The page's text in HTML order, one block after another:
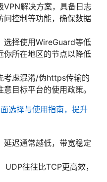
VPN解决方案，具备日志
问控制等功能，确保数据
选择使用WireGuard等低
你所在地区的节点以降低
考虑混淆/伪https传输的
目标平台的使用政策。
选择与使用指南，提升
延迟通常越低，带宽稳定
往往比TCP更高效，